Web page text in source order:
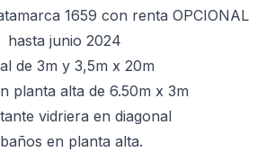
1659 con renta OPCIONAL
hasta junio 2024
de 3m y 3,5m x 20m
planta alta de 6.50m x 3m
vidriera en diagonal
en planta alta.